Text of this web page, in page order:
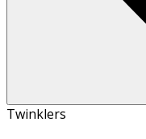
Twinklers